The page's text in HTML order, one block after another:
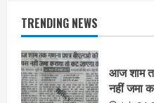
TRENDING NEWS
2
निर्धारित
जाएगा